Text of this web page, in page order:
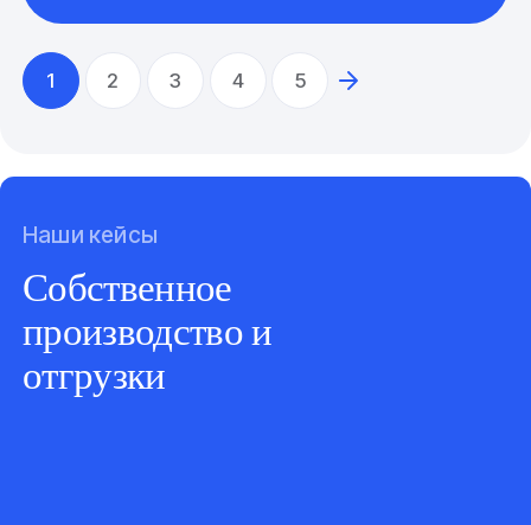
1 2 3 4 5
Наши кейсы
Собственное
производство и
отгрузки